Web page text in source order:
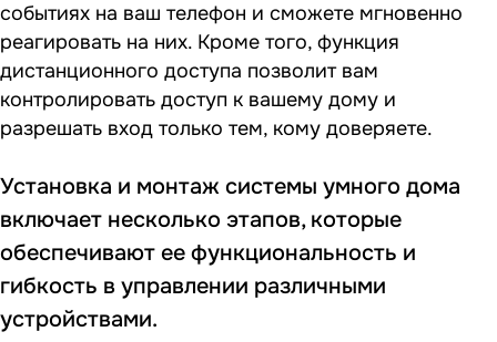
событиях на ваш телефон и сможете мгновенно
реагировать на них. Кроме того, функция
дистанционного доступа позволит вам
контролировать доступ к вашему дому и
разрешать вход только тем, кому доверяете.
Установка и монтаж системы умного дома
включает несколько этапов, которые
обеспечивают ее функциональность и
гибкость в управлении различными
устройствами.